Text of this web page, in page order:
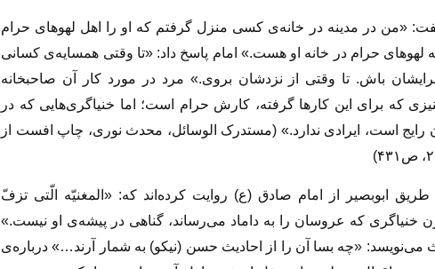
«من در مدینه در خانه‌ی کسی منزل گرفتم که او را اهل لهوهای حرام
لهوهای حرام در خانه او هست.» امام پاسخ داد: «تا وقتی همسایه‌ی کسانی
باش. تا وقتی از نزدشان بروی.» مرد در مورد کار آن صاحبخانه
که برای این کار‌ها گرفته، کارش حرام است؛ اما خنیاگری‌هایی که در
است، ایرادی ندارد.» (مستدرک الوسائل، محدث نوری، چاپ افست از
ابوبصیر از امام صادق (ع) روایت کرده‌اند که: «المغنیّه الّتی تزفّ
خنیاگری که عروسان را به داماد می‌رساند، گناهی در پیشه‌ی او نیست.»
می‌نویسد: «چه بسا آن را از احادیث حسن (نیکو) به شمار آرند…» درباره‌ی